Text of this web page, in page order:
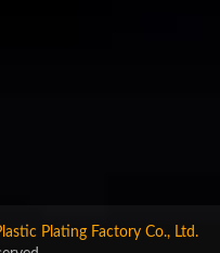
Plating Factory Co., Ltd.